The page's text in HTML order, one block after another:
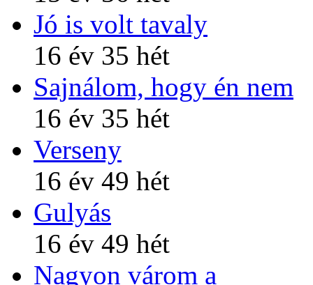
Jó is volt tavaly
16 év 35 hét
Sajnálom, hogy én nem
16 év 35 hét
Verseny
16 év 49 hét
Gulyás
16 év 49 hét
Nagyon várom a